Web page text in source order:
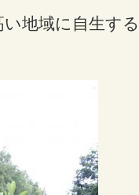
地域に自生す